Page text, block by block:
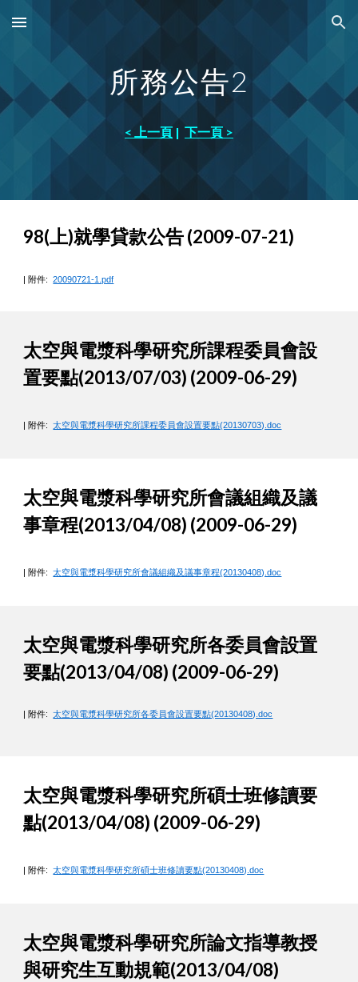
Skip to main content Skip to navigation
所務公告2
< 上一頁 | 下一頁 >
98(上)就學貸款公告 (2009-07-21)
| 附件:20090721-1.pdf
太空與電漿科學研究所課程委員會設
置要點(2013/07/03) (2009-06-29)
| 附件:太空與電漿科學研究所課程委員會設置要點(20130703).doc
太空與電漿科學研究所會議組織及議
事章程(2013/04/08) (2009-06-29)
| 附件:太空與電漿科學研究所會議組織及議事章程(20130408).doc
太空與電漿科學研究所各委員會設置
要點(2013/04/08) (2009-06-29)
| 附件:太空與電漿科學研究所各委員會設置要點(20130408).doc
太空與電漿科學研究所碩士班修讀要
點(2013/04/08) (2009-06-29)
| 附件:太空與電漿科學研究所碩士班修讀要點(20130408).doc
太空與電漿科學研究所論文指導教授
與研究生互動規範(2013/04/08)